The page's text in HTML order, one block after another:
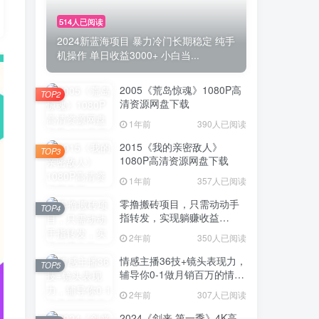
514人已阅读
2024新蓝海项目 暴力冷门长期稳定 纯手
机操作 单日收益3000+ 小白当...
2005《荒岛惊魂》1080P高
清资源网盘下载
1年前 390人已阅读
TOP2
2015《我的亲密敌人》
1080P高清资源网盘下载
1年前 357人已阅读
TOP3
零撸搬砖项目，只需动动手
指转发，实现躺赚收益
2年前 350人已阅读
TOP4
情感主播36技+镜头表现力，
辅导你0-1做月销百万的情感
2年前 307人已阅读
TOP5